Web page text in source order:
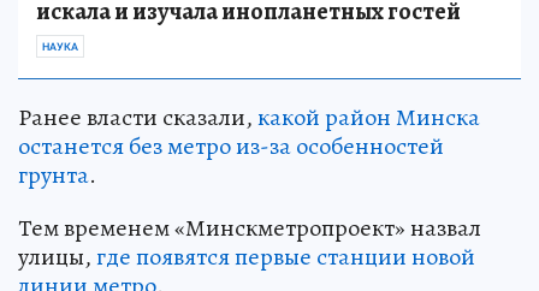
искала и изучала инопланетных гостей
НАУКА
Ранее власти сказали,какой район Минска
останется без метро из-за особенностей
грунта.
Тем временем «Минскметропроект» назвал
улицы,где появятся первые станции новой